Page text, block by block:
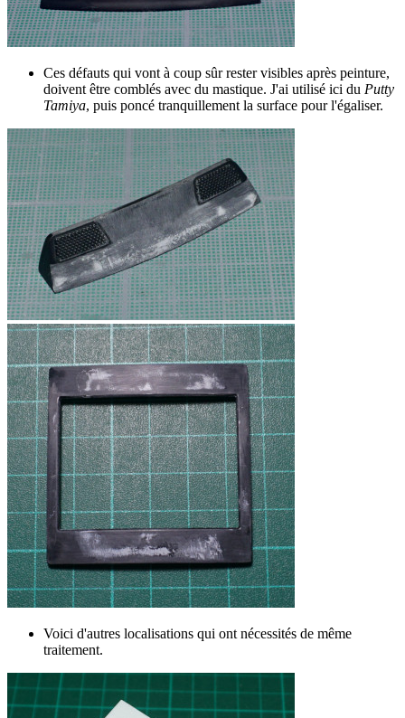
Ces défauts qui vont à coup sûr rester visibles après peinture,
doivent être comblés avec du mastique. J'ai utilisé ici du Putty
Tamiya, puis poncé tranquillement la surface pour l'égaliser.
Voici d'autres localisations qui ont nécessités de même
traitement.